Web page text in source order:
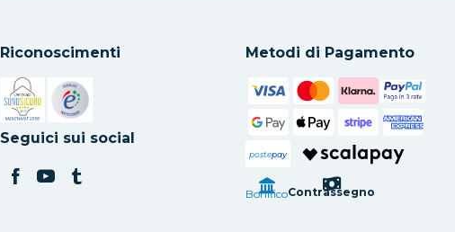
Riconoscimenti
Si apre in una nuova scheda
Si apre in una nuova scheda
Seguici sui social
Metodi di Pagamento
postepay
BonificoContrassegno